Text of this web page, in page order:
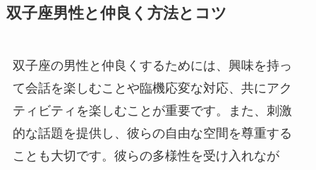
双子座男性と仲良く方法とコツ
双子座の男性と仲良くするためには、興味を持っ
て会話を楽しむことや臨機応変な対応、共にアク
ティビティを楽しむことが重要です。また、刺激
的な話題を提供し、彼らの自由な空間を尊重する
ことも大切です。彼らの多様性を受け入れなが